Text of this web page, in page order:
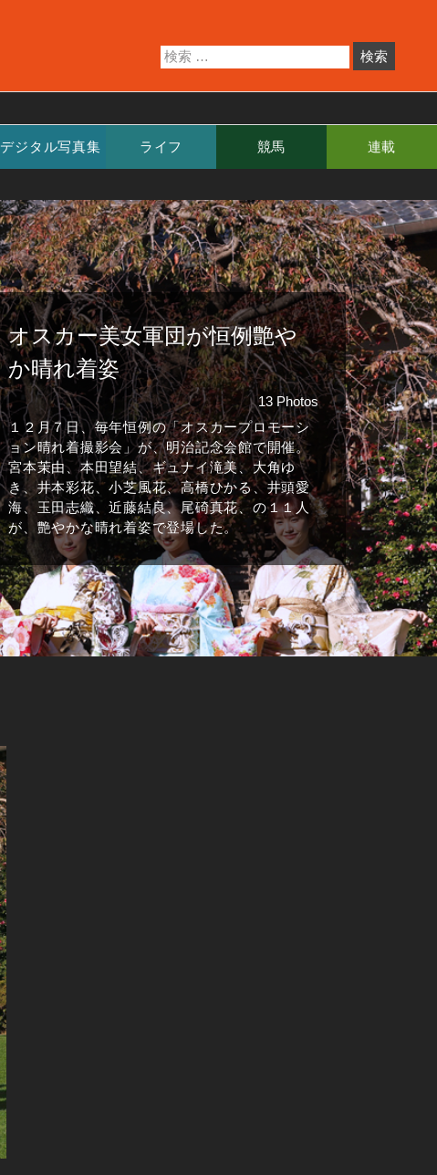
デジタル写真集 ライフ 競馬 連載
オスカー美女軍団が恒例艶や
か晴れ着姿
13 Photos
１２月７日、毎年恒例の「オスカープロモーシ
ョン晴れ着撮影会」が、明治記念会館で開催。
宮本茉由、本田望結、ギュナイ滝美、大角ゆ
き、井本彩花、小芝風花、高橋ひかる、井頭愛
海、玉田志織、近藤結良、尾碕真花、の１１人
が、艶やかな晴れ着姿で登場した。